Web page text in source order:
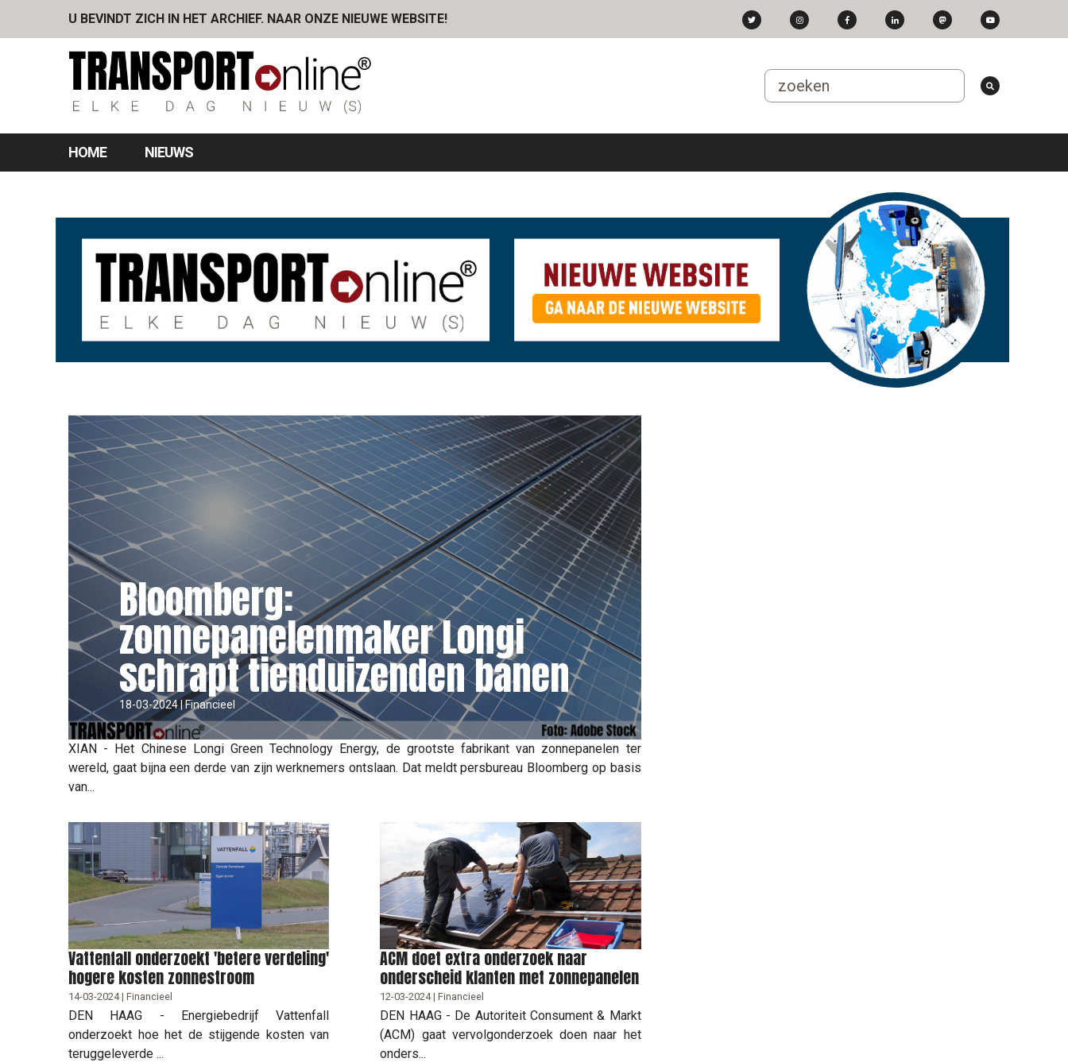
U BEVINDT ZICH IN HET ARCHIEF. NAAR ONZE NIEUWE WEBSITE!
HOME NIEUWS
Bloomberg:
zonnepanelenmaker Longi
schrapt tienduizenden banen
18-03-2024 | Financieel
XIAN - Het Chinese Longi Green Technology Energy, de grootste fabrikant van zonnepanelen ter
wereld, gaat bijna een derde van zijn werknemers ontslaan. Dat meldt persbureau Bloomberg op basis
van...
Vattenfall onderzoekt 'betere verdeling'
hogere kosten zonnestroom
14-03-2024 | Financieel
DEN HAAG - Energiebedrijf Vattenfall
onderzoekt hoe het de stijgende kosten van
teruggeleverde ...
ACM doet extra onderzoek naar
onderscheid klanten met zonnepanelen
12-03-2024 | Financieel
DEN HAAG - De Autoriteit Consument & Markt
(ACM) gaat vervolgonderzoek doen naar het
onders...